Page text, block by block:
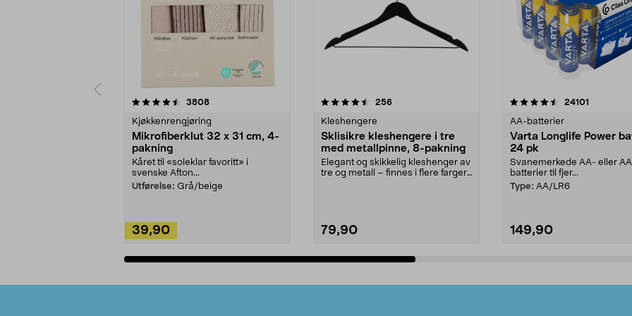
3808anmeldelser
Kjøkkenrengjøring
Mikrofiberklut 32 x 31 cm, 4-
pakning
Kåret til «soleklar favoritt» i
svenske Afton...
Utførelse: Grå/beige
39,90
4.5av 5 stjerner 256anmeldelser
Kleshengere
Sklisikre kleshengere i tre
med metallpinne, 8-pakning
Elegant og skikkelig kleshenger av
tre og metall – finnes i flere farger.
79,90
4.5av 5 stjerner 24101
AA-batterier
Varta Longlife Power
24 pk
Svanemerkede AA- eller
batterier til fjer...
Type: AA/LR6
149,90
4.5av 5 stjerner